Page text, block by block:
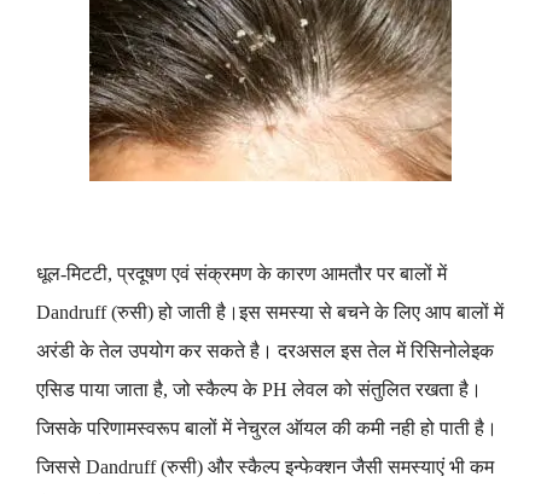
धूल-मिटटी, प्रदूषण एवं संक्रमण के कारण आमतौर पर बालों में
Dandruff (रुसी) हो जाती है ।इस समस्या से बचने के लिए आप बालों में
अरंडी के तेल उपयोग कर सकते है । दरअसल इस तेल में रिसिनोलेइक
एसिड पाया जाता है, जो स्कैल्प के PH लेवल को संतुलित रखता है ।
जिसके परिणामस्वरूप बालों में नेचुरल ऑयल की कमी नही हो पाती है ।
जिससे Dandruff (रुसी) और स्कैल्प इन्फेक्शन जैसी समस्याएं भी कम